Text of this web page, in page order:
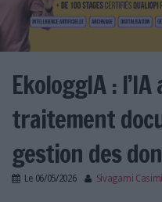
VIE NUMÉRIQUE
NUMÉRIQUE RESPONSABLE
LES DOSSIERS
LES NEWSLETTERS
LE MAGAZINE
EkologgIA :
traitement
gestion des
Le 06/05/2026 Sivagami